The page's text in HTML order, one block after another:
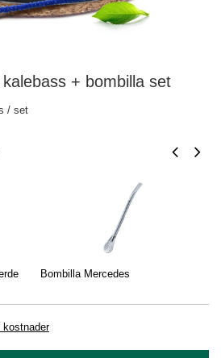
+ bombilla set
Bombilla Mercedes
kostnader
/ set